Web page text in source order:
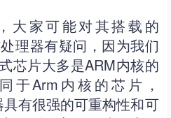
大家可能对其搭载的
理器有疑问，因为我们
芯片大多是ARM内核的
于Arm内核的芯片，
有很强的可重构性和可